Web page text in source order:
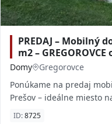
PREDAJ – Mobilný
m2 –
Domy
Gregorovce
Ponúkame na predaj
Prešov – ideálne miesto
bývanie s pozemkom o
ID:8725